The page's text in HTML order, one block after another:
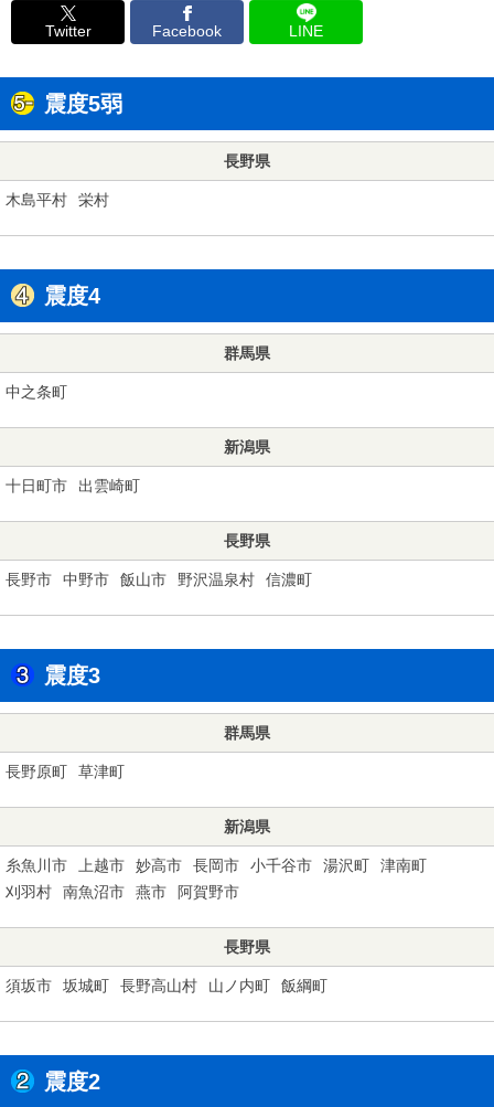
Twitter Facebook LINE
震度5弱
長野県
木島平村 栄村
震度4
群馬県
中之条町
新潟県
十日町市 出雲崎町
長野県
長野市 中野市 飯山市 野沢温泉村 信濃町
震度3
群馬県
長野原町 草津町
新潟県
糸魚川市 上越市 妙高市 長岡市 小千谷市 湯沢町
津南町
刈羽村
南魚沼市 燕市 阿賀野市
長野県
須坂市 坂城町 長野高山村 山ノ内町 飯綱町
震度2